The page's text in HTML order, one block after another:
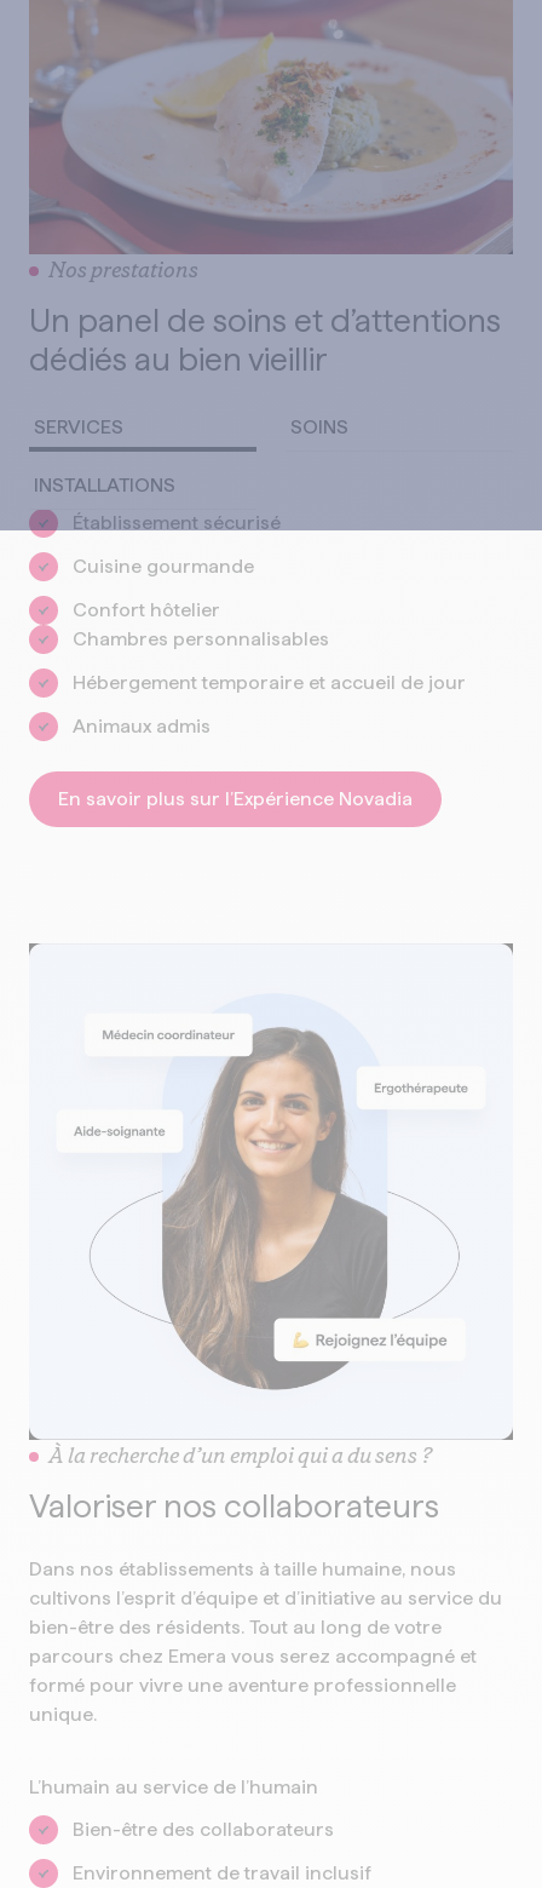
Nos prestations
Un panel de soins et d’attentions
dédiés au bien vieillir
SERVICES SOINS
INSTALLATIONS
Établissement sécurisé
Cuisine gourmande
Confort hôtelier
Chambres personnalisables
Hébergement temporaire et accueil de jour
Animaux admis
En savoir plus sur l’Expérience Novadia
À la recherche d’un emploi qui a du sens ?
Valoriser nos collaborateurs
Dans nos établissements à taille humaine, nous
cultivons l’esprit d’équipe et d’initiative au service du
bien-être des résidents. Tout au long de votre
parcours chez Emera vous serez accompagné et
formé pour vivre une aventure professionnelle
unique.
L’humain au service de l’humain
Bien-être des collaborateurs
Environnement de travail inclusif